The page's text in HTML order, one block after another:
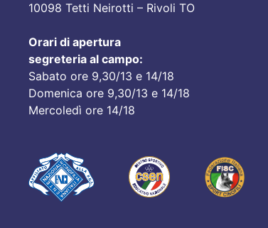
10098 Tetti Neirotti – Rivoli TO
Orari di apertura
segreteria al campo:
Sabato ore 9,30/13 e 14/18
Domenica ore 9,30/13 e 14/18
Mercoledì ore 14/18